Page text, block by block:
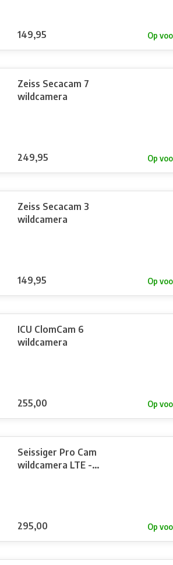
149,95 Op
Zeiss Secacam 7
wildcamera
249,95 Op
Zeiss Secacam 3
wildcamera
149,95 Op
ICU ClomCam 6
wildcamera
255,00 Op
Seissiger Pro Cam
wildcamera LTE -
295,00 Op